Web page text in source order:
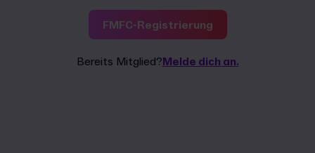
FMFC-Registrierung
Bereits Mitglied?Melde dich an.